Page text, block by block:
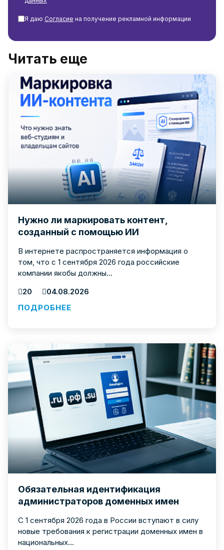
Я даю Согласие на получение рекламной информации
Читать еще
Нужно ли маркировать контент,
созданный с помощью ИИ
В интернете распространяется информация о
том, что с 1 сентября 2026 года российские
компании якобы должны...
20
04.08.2026
ПОДРОБНЕЕ
Обязательная идентификация
администраторов доменных имен
С 1 сентября 2026 года в России вступают в силу
новые требования к регистрации доменных имен в
национальных...